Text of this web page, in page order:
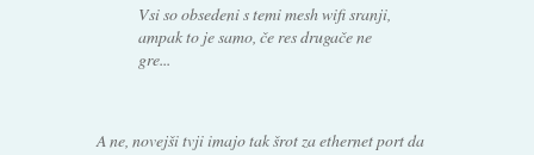
Vsi so obsedeni s temi mesh wifi sranji,
ampak to je samo, če res drugače ne
gre...
A ne, novejši tvji imajo tak šrot za ethernet port da